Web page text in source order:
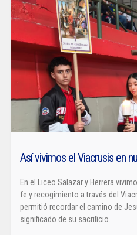
Así vivimos el Viacrusis en
En el Liceo Salazar y Herrera
fe y recogimiento a través del
permitió recordar el camino de
significado de su sacrificio.